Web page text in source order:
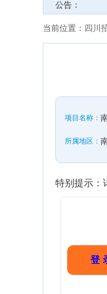
公告：
当前位置： 四川
项目名称：
所属地区：
特别提示：
登